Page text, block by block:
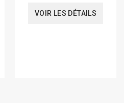
VOIR LES DÉTAILS